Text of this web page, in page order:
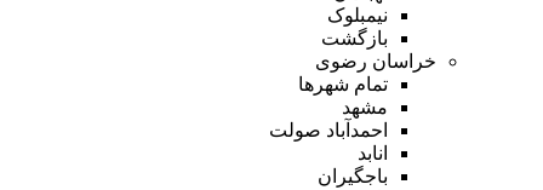
نیمبلوک
بازگشت
خراسان رضوی
تمام شهر‌ها
مشهد
احمدآباد صولت
انابد
باجگیران